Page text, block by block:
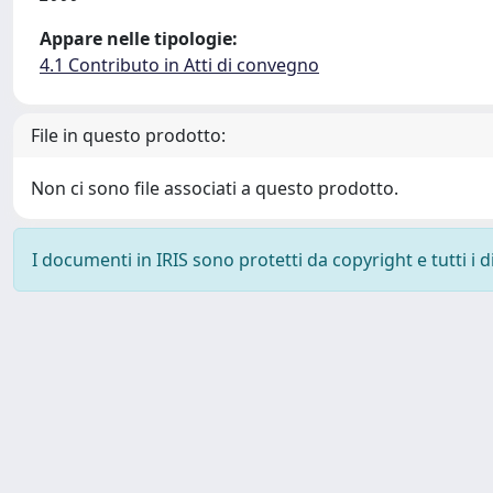
Appare nelle tipologie:
4.1 Contributo in Atti di convegno
File in questo prodotto:
Non ci sono file associati a questo prodotto.
I documenti in IRIS sono protetti da copyright e tutti i